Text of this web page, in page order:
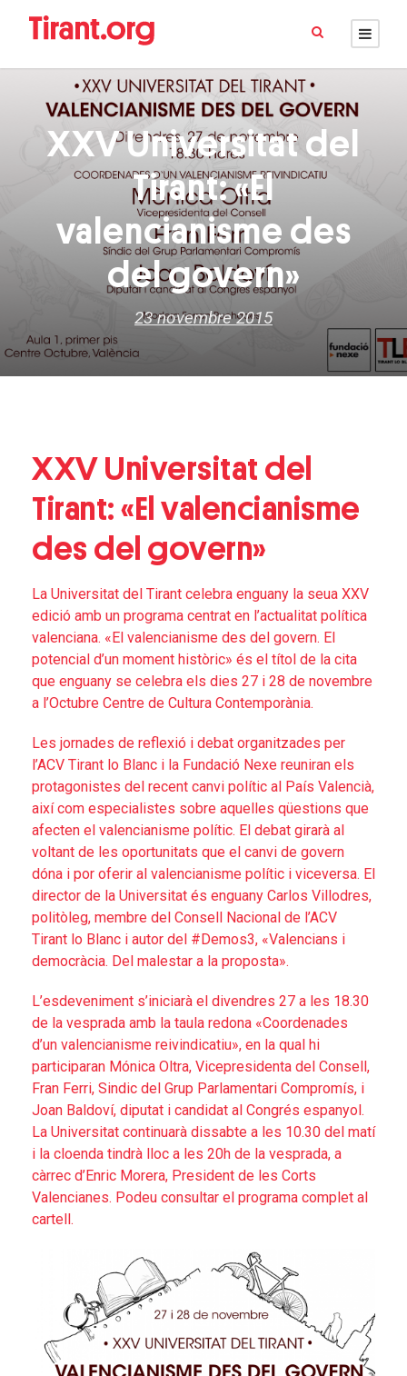
XXV Universitat del
Tirant: «El
valencianisme des
del govern»
23 novembre 2015
XXV Universitat del
Tirant: «El valencianisme
des del govern»
La Universitat del Tirant celebra enguany la seua XXV
edició amb un programa centrat en l’actualitat política
valenciana. «El valencianisme des del govern. El
potencial d’un moment històric» és el títol de la cita
que enguany se celebra els dies 27 i 28 de novembre
a l’Octubre Centre de Cultura Contemporània.
Les jornades de reflexió i debat organitzades per
l’ACV Tirant lo Blanc i la Fundació Nexe reuniran els
protagonistes del recent canvi polític al País Valencià,
així com especialistes sobre aquelles qüestions que
afecten el valencianisme polític. El debat girarà al
voltant de les oportunitats que el canvi de govern
dóna i por oferir al valencianisme polític i viceversa. El
director de la Universitat és enguany Carlos Villodres,
politòleg, membre del Consell Nacional de l’ACV
Tirant lo Blanc i autor del #Demos3, «Valencians i
democràcia. Del malestar a la proposta».
L’esdeveniment s’iniciarà el divendres 27 a les 18.30
de la vesprada amb la taula redona «Coordenades
d’un valencianisme reivindicatiu», en la qual hi
participaran Mónica Oltra, Vicepresidenta del Consell,
Fran Ferri, Sindic del Grup Parlamentari Compromís, i
Joan Baldoví, diputat i candidat al Congrés espanyol.
La Universitat continuarà dissabte a les 10.30 del matí
i la cloenda tindrà lloc a les 20h de la vesprada, a
càrrec d’Enric Morera, President de les Corts
Valencianes. Podeu consultar el programa complet al
cartell.